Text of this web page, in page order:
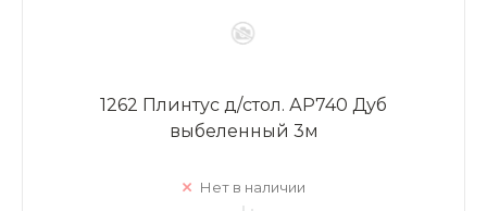
1262 Плинтус д/стол. АР740 Дуб
выбеленный 3м
Нет в наличии